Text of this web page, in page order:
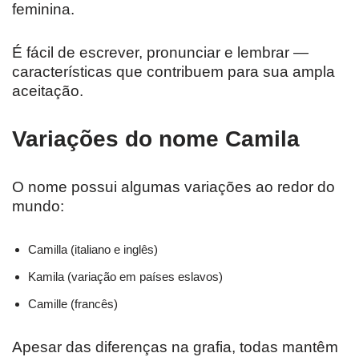
feminina.
É fácil de escrever, pronunciar e lembrar —
características que contribuem para sua ampla
aceitação.
Variações do nome Camila
O nome possui algumas variações ao redor do
mundo:
Camilla (italiano e inglês)
Kamila (variação em países eslavos)
Camille (francês)
Apesar das diferenças na grafia, todas mantêm